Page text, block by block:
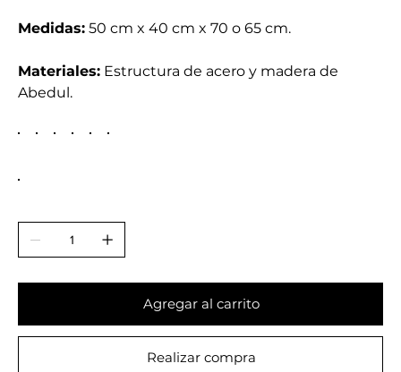
Medidas: 50 cm x 40 cm x 70 o 65 cm.
Materiales: Estructura de acero y madera de
Abedul.
Agregar al carrito
Realizar compra